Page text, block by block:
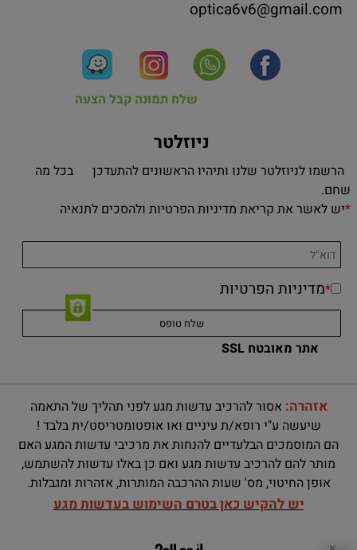
שלח תמונה קבל הצעה
ניוזלטר
הרשמו לניוזלטר שלנו ותיהיו הראשונים להתעדכן בכל מה
שחם.
*יש לאשר את קריאת מדיניות הפרטיות ולהסכים לתנאיה
*מדיניות הפרטיות
אתר מאובטח SSL
אזהרה: אסור להרכיב עדשות מגע לפני תהליך של התאמה
שיעשה ע"י רופא/ת עיניים ואו אופטומטריסט/ית בלבד !
הם המוסמכים הבלעדיים להנחות את מרכיבי עדשות המגע האם
מותר להם להרכיב עדשות מגע ואם כן באלו עדשות להשתמש,
אופן החיטוי, מס' שעות ההרכבה המותרות, אזהרות ומגבלות.
יש להקיש כאן בטרם השימוש בעדשות מגע